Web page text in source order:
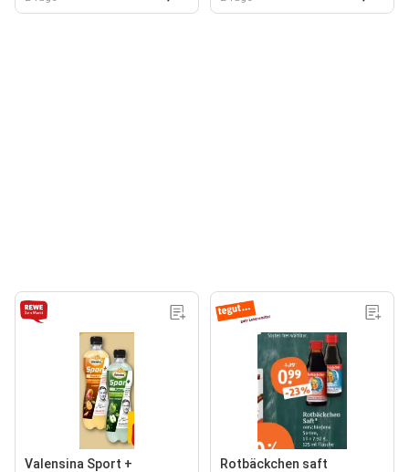
Valensina Sport + Rotbäckchen saft